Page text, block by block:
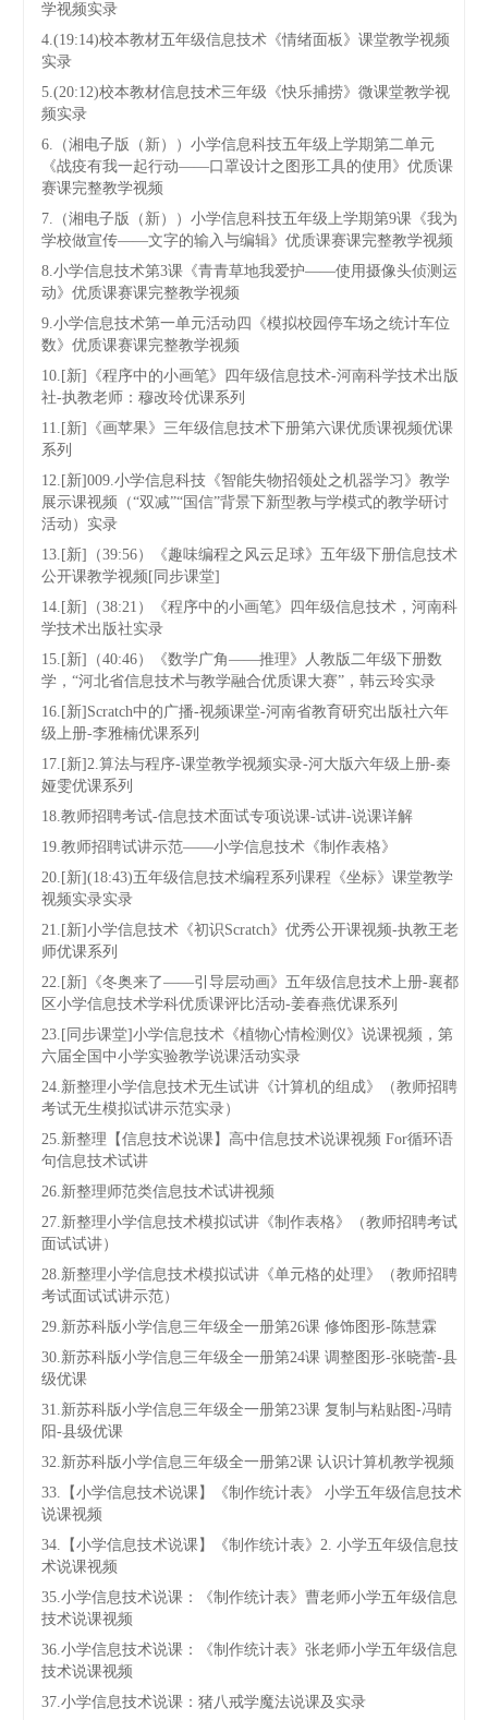
学视频实录
4.(19:14)校本教材五年级信息技术《情绪面板》课堂教学视频
实录
5.(20:12)校本教材信息技术三年级《快乐捕捞》微课堂教学视
频实录
6.（湘电子版（新））小学信息科技五年级上学期第二单元
《战疫有我一起行动——口罩设计之图形工具的使用》优质课
赛课完整教学视频
7.（湘电子版（新））小学信息科技五年级上学期第9课《我为
学校做宣传——文字的输入与编辑》优质课赛课完整教学视频
8.小学信息技术第3课《青青草地我爱护——使用摄像头侦测运
动》优质课赛课完整教学视频
9.小学信息技术第一单元活动四《模拟校园停车场之统计车位
数》优质课赛课完整教学视频
10.[新]《程序中的小画笔》四年级信息技术-河南科学技术出版
社-执教老师：穆改玲优课系列
11.[新]《画苹果》三年级信息技术下册第六课优质课视频优课
系列
12.[新]009.小学信息科技《智能失物招领处之机器学习》教学
展示课视频（“双减”“国信”背景下新型教与学模式的教学研讨
活动）实录
13.[新]（39:56）《趣味编程之风云足球》五年级下册信息技术
公开课教学视频[同步课堂]
14.[新]（38:21）《程序中的小画笔》四年级信息技术，河南科
学技术出版社实录
15.[新]（40:46）《数学广角——推理》人教版二年级下册数
学，“河北省信息技术与教学融合优质课大赛”，韩云玲实录
16.[新]Scratch中的广播-视频课堂-河南省教育研究出版社六年
级上册-李雅楠优课系列
17.[新]2.算法与程序-课堂教学视频实录-河大版六年级上册-秦
娅雯优课系列
18.教师招聘考试-信息技术面试专项说课-试讲-说课详解
19.教师招聘试讲示范——小学信息技术《制作表格》
20.[新](18:43)五年级信息技术编程系列课程《坐标》课堂教学
视频实录实录
21.[新]小学信息技术《初识Scratch》优秀公开课视频-执教王老
师优课系列
22.[新]《冬奥来了——引导层动画》五年级信息技术上册-襄都
区小学信息技术学科优质课评比活动-姜春燕优课系列
23.[同步课堂]小学信息技术《植物心情检测仪》说课视频，第
六届全国中小学实验教学说课活动实录
24.新整理小学信息技术无生试讲《计算机的组成》（教师招聘
考试无生模拟试讲示范实录）
25.新整理【信息技术说课】高中信息技术说课视频 For循环语
句信息技术试讲
26.新整理师范类信息技术试讲视频
27.新整理小学信息技术模拟试讲《制作表格》（教师招聘考试
面试试讲）
28.新整理小学信息技术模拟试讲《单元格的处理》（教师招聘
考试面试试讲示范）
29.新苏科版小学信息三年级全一册第26课 修饰图形-陈慧霖
30.新苏科版小学信息三年级全一册第24课 调整图形-张晓蕾-县
级优课
31.新苏科版小学信息三年级全一册第23课 复制与粘贴图-冯晴
阳-县级优课
32.新苏科版小学信息三年级全一册第2课 认识计算机教学视频
33.【小学信息技术说课】《制作统计表》 小学五年级信息技术
说课视频
34.【小学信息技术说课】《制作统计表》2. 小学五年级信息技
术说课视频
35.小学信息技术说课：《制作统计表》曹老师小学五年级信息
技术说课视频
36.小学信息技术说课：《制作统计表》张老师小学五年级信息
技术说课视频
37.小学信息技术说课：猪八戒学魔法说课及实录